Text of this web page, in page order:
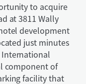
to acquire
at 3811 Wally
development
just minutes
component of
facility that